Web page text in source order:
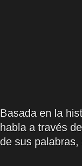
Basada en la
habla a través
de sus